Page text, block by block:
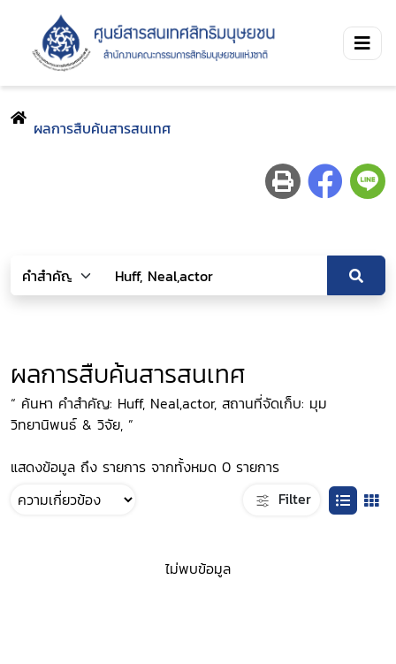
ผลการสืบค้นสารสนเทศ
ผลการสืบค้นสารสนเทศ
“ ค้นหา คำสำคัญ: Huff, Neal,actor, สถานที่จัดเก็บ: มุม
วิทยานิพนธ์ & วิจัย, ”
แสดงข้อมูล ถึง รายการ จากทั้งหมด 0 รายการ
Filter
ไม่พบข้อมูล